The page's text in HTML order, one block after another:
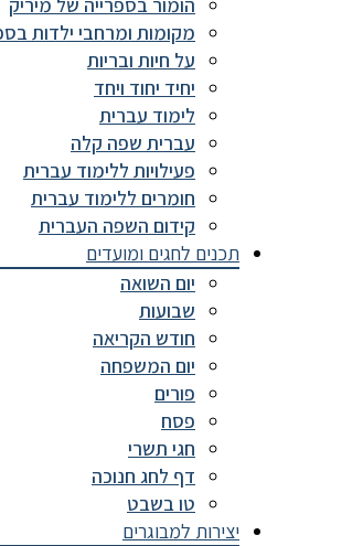
הומור בספרייה של מיריק
מקומות ומרחבי ילדות
על חיות ובריות
יחיד יחוד ויחד
לימוד עברית
עברית שפה קלה
פעילויות ללימוד עברית
חומרים ללימוד עברית
קידום השפה העברית
תכנים לחגים ומועדים
יום השואה
שבועות
חודש הקריאה
יום המשפחה
פורים
פסח
חגי תשרי
דף לחג חנוכה
טו בשבט
יצירות למבוגרים